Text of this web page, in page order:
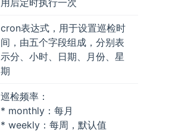
cron表达式，用于设置巡检时
间，由五个字段组成，分别表
示分、小时、日期、月份、星
期
巡检频率：
* monthly：每月
* weekly：每周，默认值